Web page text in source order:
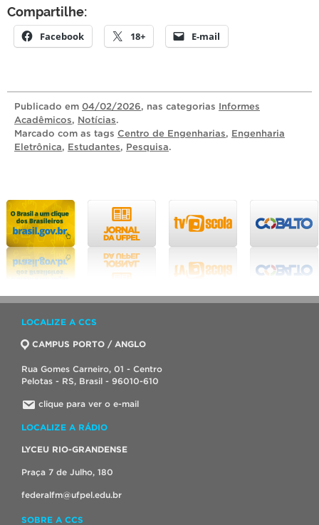
Compartilhe:
Facebook 18+ E-mail
Publicado em 04/02/2026, nas categorias Informes
Acadêmicos, Notícias.
Marcado com as tags Centro de Engenharias, Engenharia
Eletrônica, Estudantes, Pesquisa.
LOCALIZE A CCS
CAMPUS PORTO / ANGLO
Rua Gomes Carneiro, 01 - Centro
Pelotas - RS, Brasil - 96010-610
clique para ver o e-mail
LOCALIZE A RÁDIO
LYCEU RIO-GRANDENSE
Praça 7 de Julho, 180
federalfm@ufpel.edu.br
SOBRE A CCS